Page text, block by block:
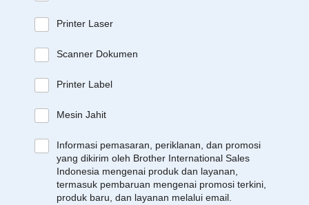
Printer Laser
Scanner Dokumen
Printer Label
Mesin Jahit
Informasi pemasaran, periklanan, dan promosi
yang dikirim oleh Brother International Sales
Indonesia mengenai produk dan layanan,
termasuk pembaruan mengenai promosi terkini,
produk baru, dan layanan melalui email.